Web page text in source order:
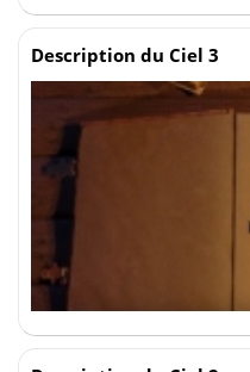
Description du Ciel 3